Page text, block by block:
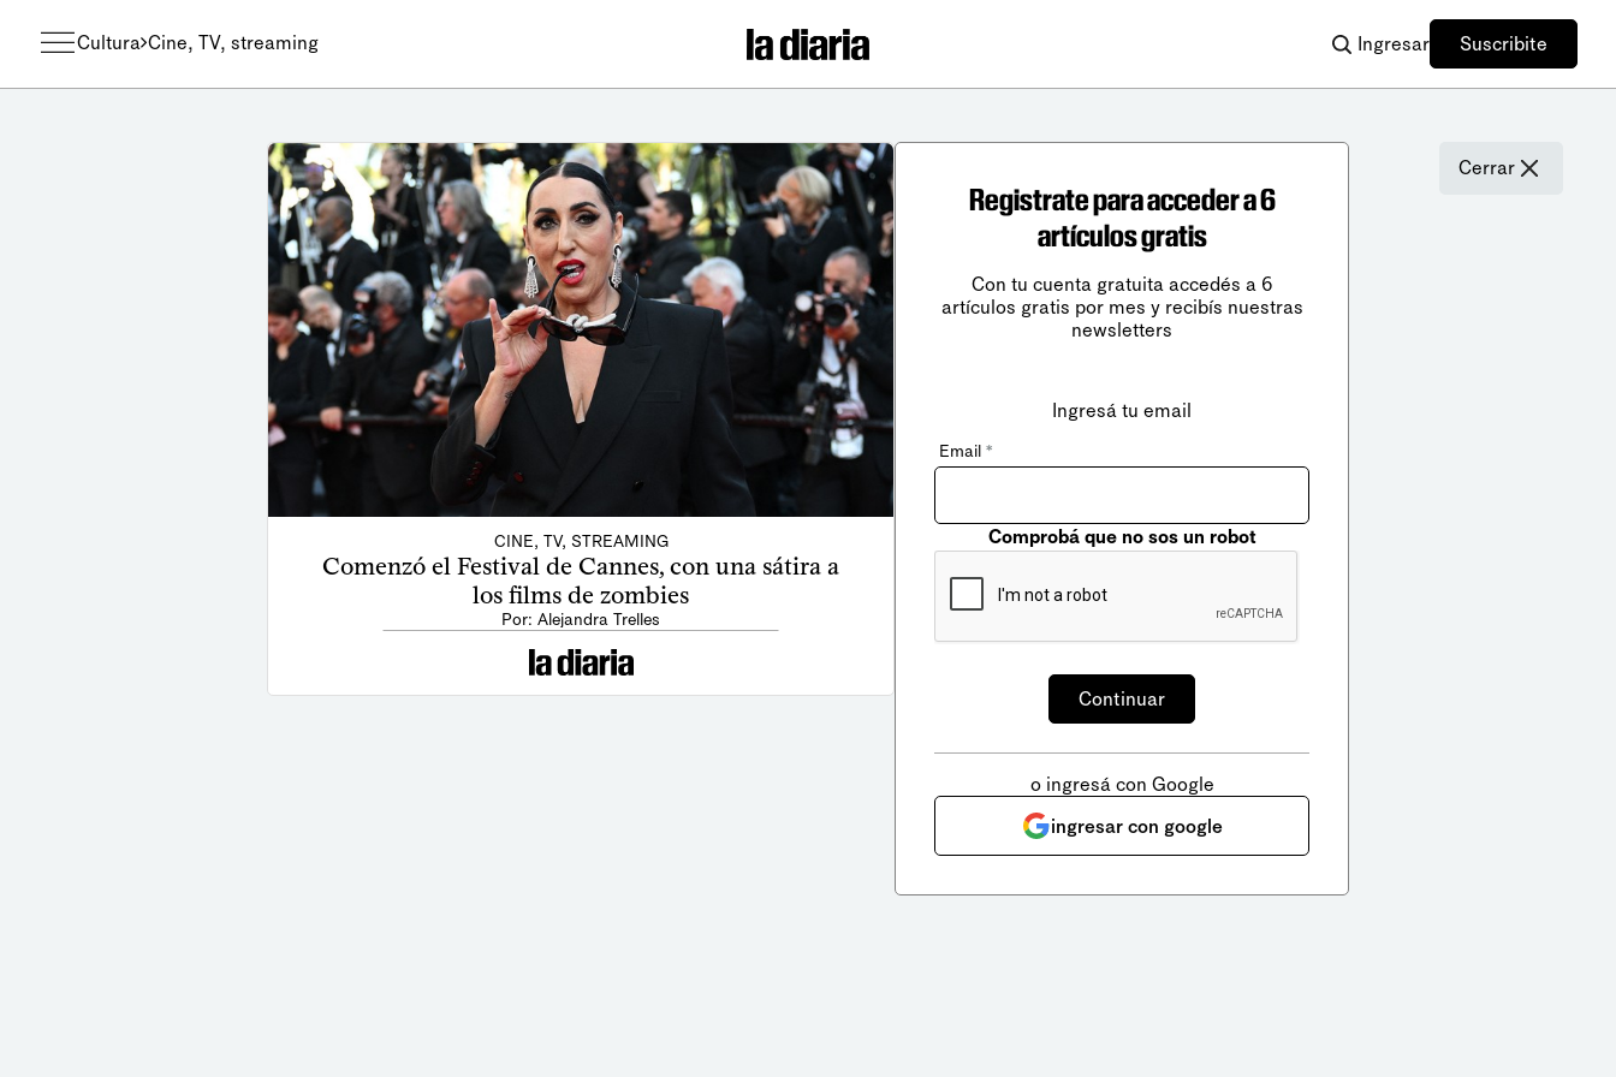
Cultura Cine, TV, streaming Ingresar Suscribite
CINE, TV, STREAMING
Comenzó el Festival de Cannes, con una sátira a
los films de zombies
Por: Alejandra Trelles
Cerrar
Registrate para acceder a 6
artículos gratis
Con tu cuenta gratuita accedés a 6
artículos gratis por mes y recibís nuestras
newsletters
Ingresá tu email
Email *
Comprobá que no sos un robot
o ingresá con Google
ingresar con google